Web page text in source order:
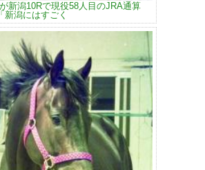
新潟10Rで現役58人目のJRA通算
潟にはすごく